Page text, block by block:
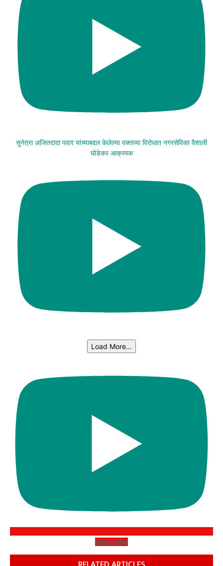
सुनेत्रा अजितदादा पवार यांच्याबद्दल केलेल्या वक्तव्या विरोधात नगरसेविका वैशाली
घोडेकर आक्रमक
Load More...
Subscribe